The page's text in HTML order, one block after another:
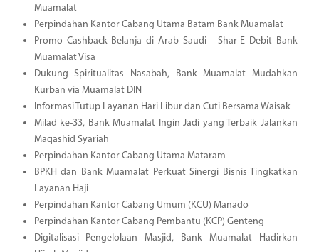
Muamalat
Perpindahan Kantor Cabang Utama Batam Bank Muamalat
Promo Cashback Belanja di Arab Saudi - Shar-E Debit Bank
Muamalat Visa
Dukung Spiritualitas Nasabah, Bank Muamalat Mudahkan
Kurban via Muamalat DIN
Informasi Tutup Layanan Hari Libur dan Cuti Bersama Waisak
Milad ke-33, Bank Muamalat Ingin Jadi yang Terbaik Jalankan
Maqashid Syariah
Perpindahan Kantor Cabang Utama Mataram
BPKH dan Bank Muamalat Perkuat Sinergi Bisnis Tingkatkan
Layanan Haji
Perpindahan Kantor Cabang Umum (KCU) Manado
Perpindahan Kantor Cabang Pembantu (KCP) Genteng
Digitalisasi Pengelolaan Masjid, Bank Muamalat Hadirkan